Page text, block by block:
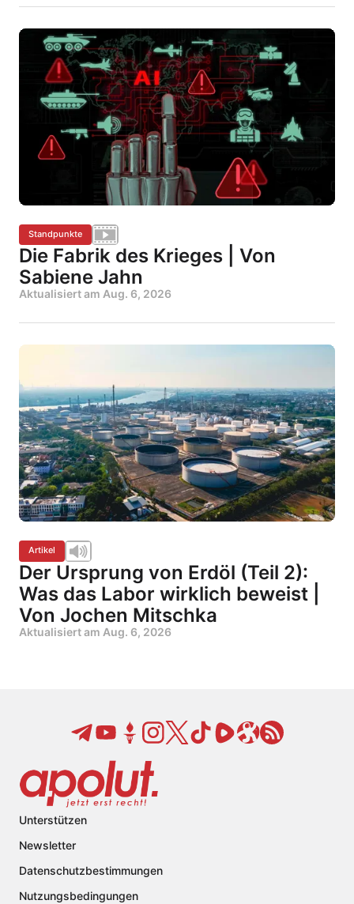
Standpunkte
Die Fabrik des Krieges | Von
Sabiene Jahn
Aktualisiert am Aug. 6, 2026
Artikel
Der Ursprung von Erdöl (Teil 2):
Was das Labor wirklich beweist |
Von Jochen Mitschka
Aktualisiert am Aug. 6, 2026
Unterstützen
Newsletter
Datenschutzbestimmungen
Nutzungsbedingungen